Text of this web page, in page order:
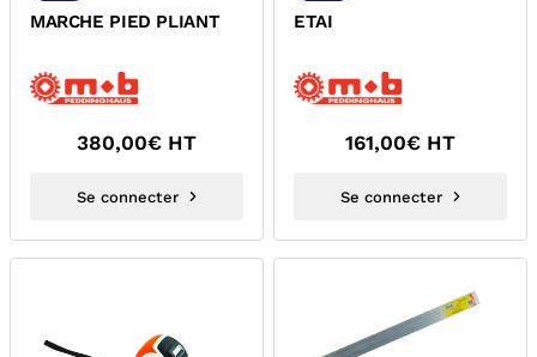
MARCHE PIED PLIANT
380,00€ HT
Se connecter
ETAI
161,00€ HT
Se connecter